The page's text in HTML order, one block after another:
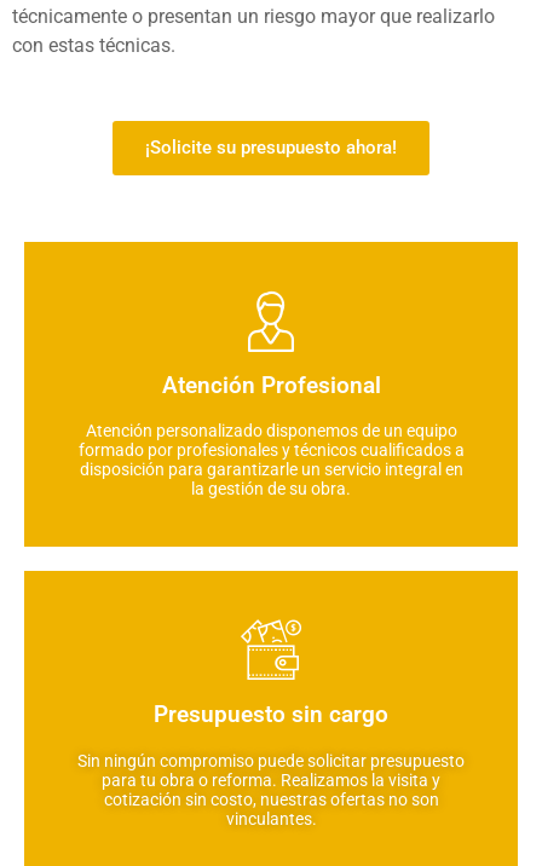
técnicamente o presentan un riesgo mayor que realizarlo
con estas técnicas.
¡Solicite su presupuesto ahora!
Atención Profesional
Atención personalizado disponemos de un equipo
formado por profesionales y técnicos cualificados a
disposición para garantizarle un servicio integral en
la gestión de su obra.
Presupuesto sin cargo
Sin ningún compromiso puede solicitar presupuesto
para tu obra o reforma. Realizamos la visita y
cotización sin costo, nuestras ofertas no son
vinculantes.